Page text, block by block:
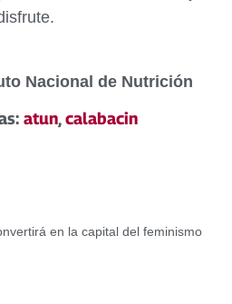
Nacional de Nutrición
atun,calabacin
en la capital del feminismo